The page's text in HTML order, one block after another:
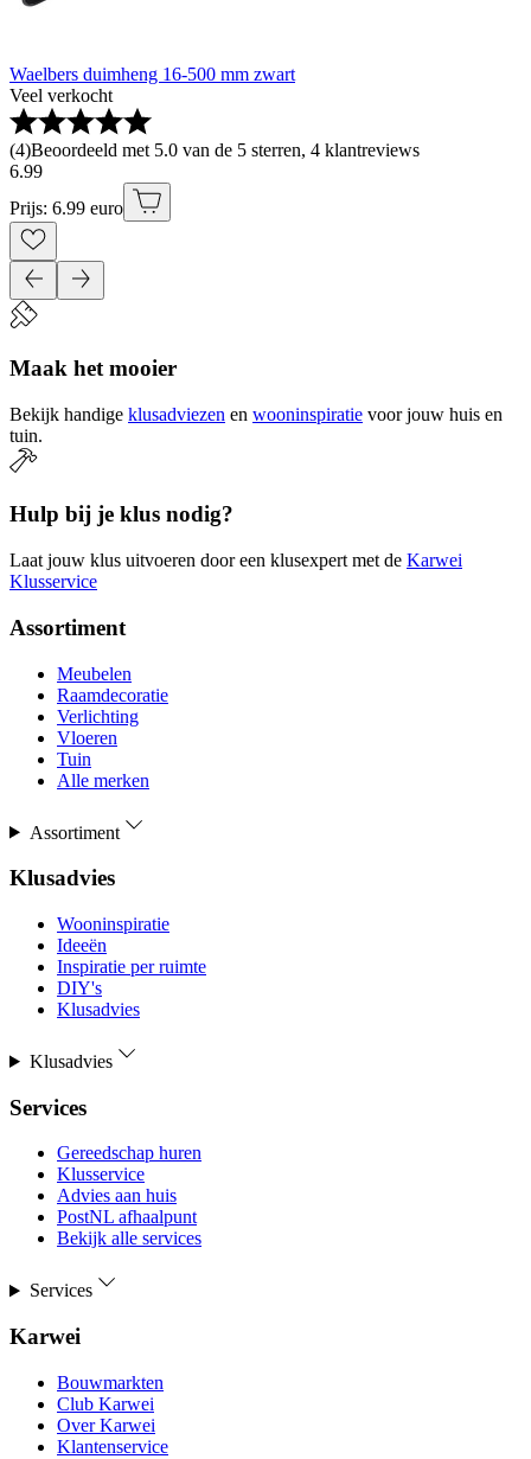
Waelbers duimheng 16-500 mm zwart
Veel verkocht
(4)Beoordeeld met 5.0 van de 5 sterren, 4 klantreviews
6.99
Prijs: 6.99 euro
Maak het mooier
Bekijk handige klusadviezen en wooninspiratie voor jouw huis en
tuin.
Hulp bij je klus nodig?
Laat jouw klus uitvoeren door een klusexpert met de Karwei
Klusservice
Assortiment
Meubelen
Raamdecoratie
Verlichting
Vloeren
Tuin
Alle merken
Assortiment
Klusadvies
Wooninspiratie
Ideeën
Inspiratie per ruimte
DIY's
Klusadvies
Klusadvies
Services
Gereedschap huren
Klusservice
Advies aan huis
PostNL afhaalpunt
Bekijk alle services
Services
Karwei
Bouwmarkten
Club Karwei
Over Karwei
Klantenservice